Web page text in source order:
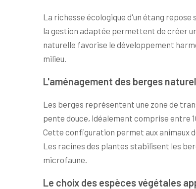
La richesse écologique d'un étang
la gestion adaptée permettent de créer
naturelle favorise le développement
milieu.
L'aménagement des berges
Les berges représentent une zone de
pente douce, idéalement comprise entre
Cette configuration permet aux animaux
Les racines des plantes stabilisent les
microfaune.
Le choix des espèces végétales